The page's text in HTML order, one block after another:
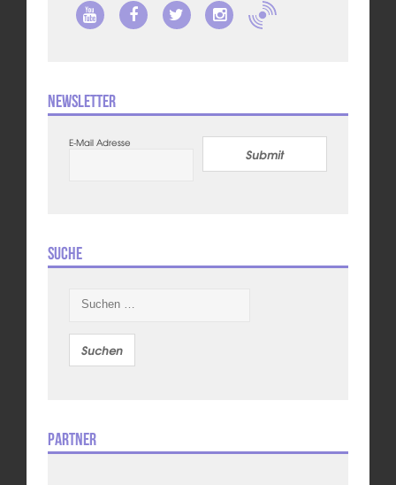
Newsletter
E-Mail Adresse
Submit
Suche
nach:
Partner